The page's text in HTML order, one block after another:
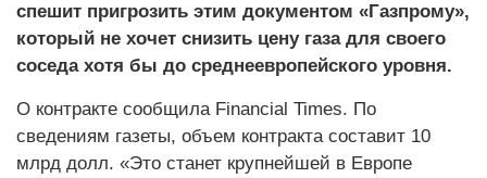
спешит пригрозить этим документом «Газпрому»,
который не хочет снизить цену газа для своего
соседа хотя бы до среднеевропейского уровня.
О контракте сообщила Financial Times. По
сведениям газеты, объем контракта составит 10
млрд долл. «Это станет крупнейшей в Европе